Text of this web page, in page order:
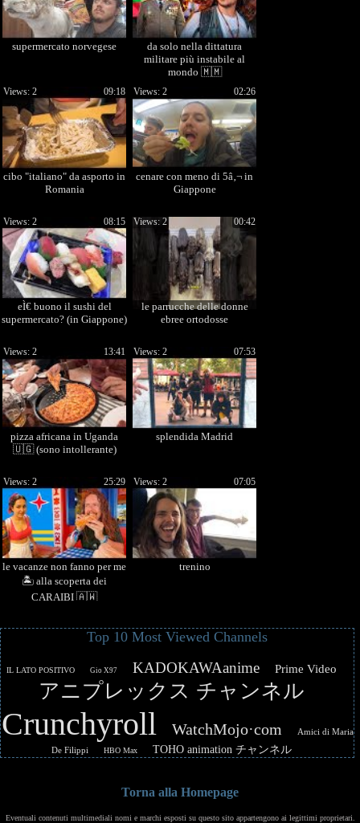
supermercato norvegese
da solo nella dittatura
militare più instabile al
mondo 🇲🇲
cibo "italiano" da asporto in
Romania
09:18
Views: 2
cenare con meno di 5â‚¬ in
Giappone
02:26
Views: 2
eÌ€ buono il sushi del
supermercato? (in Giappone)
08:15
Views: 2
le parrucche delle donne
ebree ortodosse
00:42
Views: 2
pizza africana in Uganda
🇺🇬 (sono intollerante)
13:41
Views: 2
splendida Madrid
07:53
Views: 2
le vacanze non fanno per me
🏝️ alla scoperta dei
CARAIBI 🇦🇼
25:29
Views: 2
trenino
07:05
Views: 2
Top 10 Most Viewed Channels
IL LATO POSITIVO Gio X97 KADOKAWAanime Prime Video
アニプレックス チャンネル
Crunchyroll WatchMojo·com
Amici di Maria
De Filippi
HBO Max TOHO animation チャンネル
Torna alla Homepage
Eventuali contenuti multimediali nomi e marchi esposti su questo sito appartengono ai legittimi proprietari.